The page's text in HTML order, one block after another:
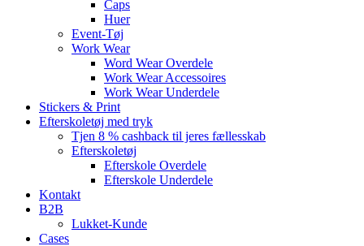
Caps
Huer
Event-Tøj
Work Wear
Word Wear Overdele
Work Wear Accessoires
Work Wear Underdele
Stickers & Print
Efterskoletøj med tryk
Tjen 8 % cashback til jeres fællesskab
Efterskoletøj
Efterskole Overdele
Efterskole Underdele
Kontakt
B2B
Lukket-Kunde
Cases